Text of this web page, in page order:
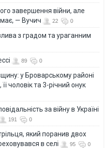
завершення війни, але
— Вучич
22 0
з градом та ураганним
89 0
у Броварському районі
чоловік та 3-річний онук
за війну в Україні
191 0
який поранив двох
в селі
95 0